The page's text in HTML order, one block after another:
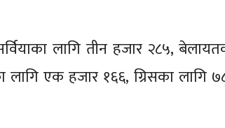
लागि तीन हजार २८५,
लागि एक हजार १६६, ग्रिसका लागि